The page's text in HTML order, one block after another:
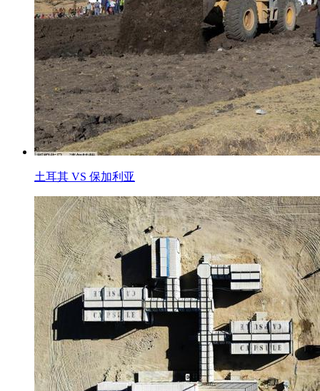
土耳其 VS 保加利亚